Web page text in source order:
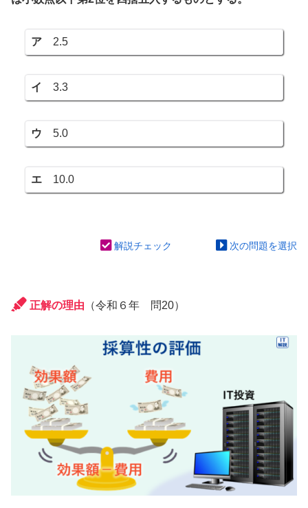
ア 2.5
イ 3.3
ウ 5.0
エ 10.0
解説チェック 次の問題を選択
正解の理由 （令和６年 問20）